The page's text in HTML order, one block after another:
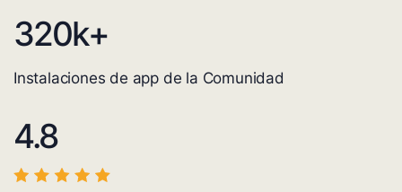
320k+
Instalaciones de app de la Comunidad
4.8